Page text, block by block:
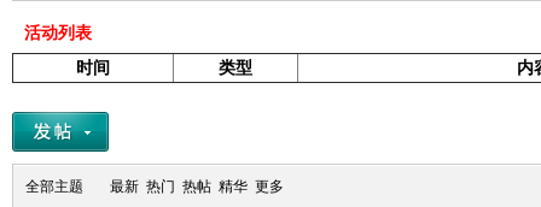
山 » ›
活动列表
时间
类型 内
全部主题 最新 热门 热帖 精华 更多